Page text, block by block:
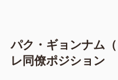
パク・ギョンナム
レ同僚ポジション